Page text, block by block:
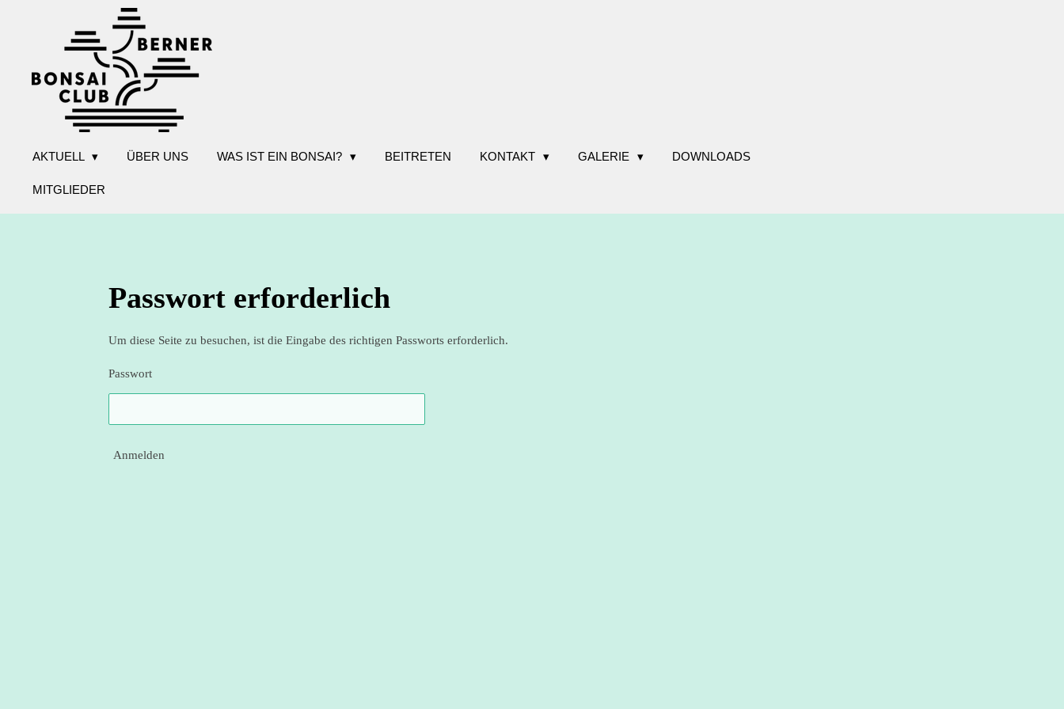
Hauptinhalt
AKTUELL ÜBER UNS WAS IST EIN BONSAI? BEITRETEN KONTAKT GALERIE DOWNLOADS
MITGLIEDER
Passwort erforderlich
Um diese Seite zu besuchen, ist die Eingabe des richtigen Passworts erforderlich.
Passwort
Anmelden